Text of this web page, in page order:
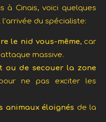
à Cinais, voici quelques
du spécialiste:
le nid vous-même, car
massive.
ou de secouer la zone
ne pas exciter les
animaux éloignés de la